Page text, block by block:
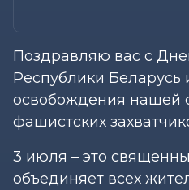
Поздравляю вас с
Республики
освобождения нашей
фашистских
3 июля – это
объединяет всех